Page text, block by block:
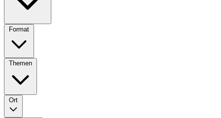
Format
Themen
Ort